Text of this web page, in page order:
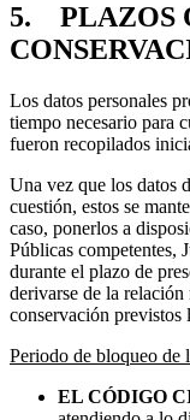
5. PLAZOS
Los datos personales
tiempo necesario para
fueron recopilados
Una vez que los datos
cuestión, estos se
caso, ponerlos a
Públicas competentes,
durante el plazo de
derivarse de la
conservación previstos
Periodo de bloqueo de
EL CÓDIGO